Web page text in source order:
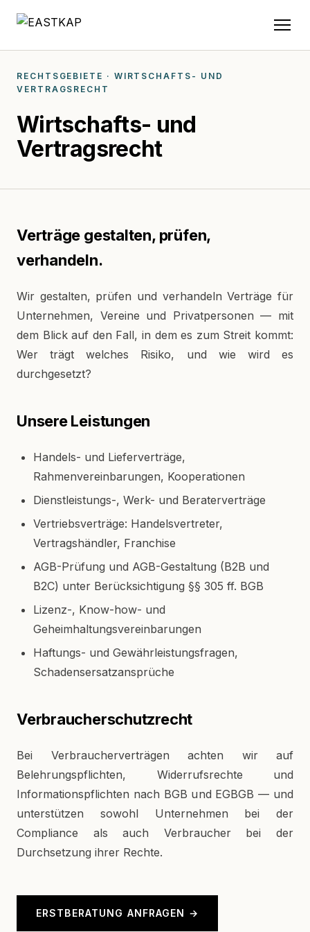
RECHTSGEBIETE · WIRTSCHAFTS- UND
VERTRAGSRECHT
Wirtschafts- und
Vertragsrecht
Verträge gestalten, prüfen,
verhandeln.
Wir gestalten, prüfen und verhandeln Verträge für
Unternehmen, Vereine und Privatpersonen — mit
dem Blick auf den Fall, in dem es zum Streit kommt:
Wer trägt welches Risiko, und wie wird es
durchgesetzt?
Unsere Leistungen
Handels- und Lieferverträge,
Rahmenvereinbarungen, Kooperationen
Dienstleistungs-, Werk- und Beraterverträge
Vertriebsverträge: Handelsvertreter,
Vertragshändler, Franchise
AGB-Prüfung und AGB-Gestaltung (B2B und
B2C) unter Berücksichtigung §§ 305 ff. BGB
Lizenz-, Know-how- und
Geheimhaltungsvereinbarungen
Haftungs- und Gewährleistungsfragen,
Schadensersatzansprüche
Verbraucherschutzrecht
Bei Verbraucherverträgen achten wir auf
Belehrungspflichten, Widerrufsrechte und
Informationspflichten nach BGB und EGBGB — und
unterstützen sowohl Unternehmen bei der
Compliance als auch Verbraucher bei der
Durchsetzung ihrer Rechte.
ERSTBERATUNG ANFRAGEN →